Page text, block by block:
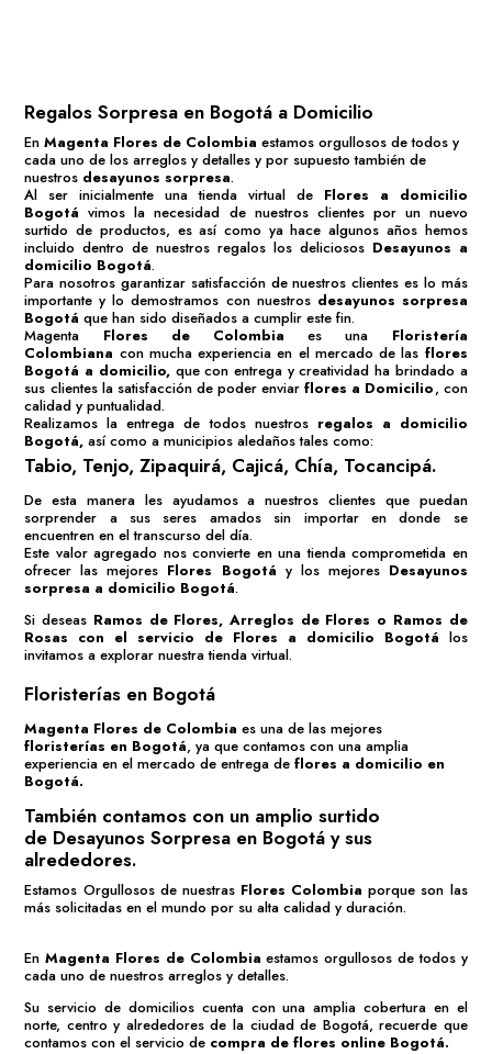
Regalos Sorpresa en Bogotá a Domicilio
EnMagenta Flores de Colombia estamos orgullosos de todos y
cada uno de los arreglos y detalles y por supuesto también de
nuestros desayunos sorpresa.
Al ser inicialmente una tienda virtual de Flores a domicilio
Bogotá vimos la necesidad de nuestros clientes por un nuevo
surtido de productos, es así como ya hace algunos años hemos
incluido dentro de nuestros regalos los deliciosos Desayunos a
domicilio Bogotá.
Para nosotros garantizar satisfacción de nuestros clientes es lo más
importante y lo demostramos con nuestros desayunos sorpresa
Bogotá que han sido diseñados a cumplir este fin.
Magenta Flores de Colombia es una
Floristería
Colombiana con mucha experiencia en el mercado de las flores
Bogotá a domicilio, que con entrega y creatividad ha brindado a
sus clientes la satisfacción de poder enviar flores a Domicilio, con
calidad y puntualidad.
Realizamos la entrega de todos nuestros regalos a domicilio
Bogotá, así como a municipios aledaños tales como:
Tabio, Tenjo, Zipaquirá, Cajicá, Chía, Tocancipá.
De esta manera les ayudamos a nuestros clientes que puedan
sorprender a sus seres amados sin importar en donde se
encuentren en el transcurso del día.
Este valor agregado nos convierte en una tienda comprometida en
ofrecer las mejores Flores Bogotá y los mejores Desayunos
sorpresa a domicilio Bogotá.
Si deseas Ramos de Flores, Arreglos de Flores o Ramos de
Rosas con el servicio de Flores a domicilio Bogotá los
invitamos a explorar nuestra tienda virtual.
Floristerías en Bogotá
Magenta Flores de Colombia es una de las mejores
floristerías en Bogotá, ya que contamos con una amplia
experiencia en el mercado de entrega deflores a domicilio en
Bogotá.
También contamos con un amplio surtido
de Desayunos Sorpresa en Bogotá y sus
alrededores.
Estamos Orgullosos de nuestras Flores Colombia porque son las
más solicitadas en el mundo por su alta calidad y duración.
EnMagenta Flores de Colombia estamos orgullosos de todos y
cada uno de nuestros arreglos y detalles.
Su servicio de domicilios cuenta con una amplia cobertura en el
norte, centro y alrededores de la ciudad de Bogotá, recuerde que
contamos con el servicio de compra de flores online Bogotá.